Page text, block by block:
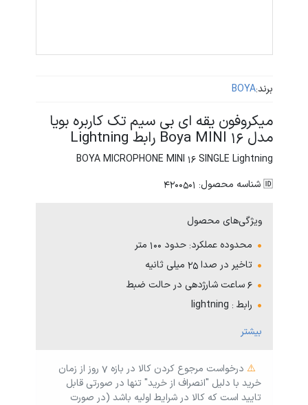
برند:BOYA
میکروفون یقه ای بی سیم تک کاربره بویا
مدل Boya MINI 16 رابط Lightning
BOYA MICROPHONE MINI 16 SINGLE Lightning
🆔 شناسه محصول: 4200501
ویژگی‌های محصول
محدوده عملکرد: حدود 100 متر
تاخیر در صدا 25 میلی ثانیه
6 ساعت شارژدهی در حالت ضبط
رابط : lightning
دارای 3 سطح تنطیم گین
دارای 1 عدد فرستنده (میکروفون) و 1 عدد گیرنده
Lightning
بیشتر
⚠️
درخواست مرجوع کردن کالا در بازه ۷ روز از زمان
خرید با دلیل "انصراف از خرید" تنها در صورتی قابل
تایید است که کالا در شرایط اولیه باشد (در صورت